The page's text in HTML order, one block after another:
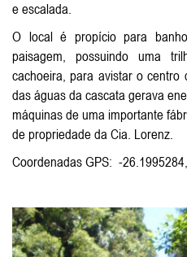
e escalada.
O local é propício para
paisagem, possuindo uma
cachoeira, para avistar o centro
das águas da cascata gerava
máquinas de uma importante
de propriedade da Cia. Lorenz.
Coordenadas GPS: -